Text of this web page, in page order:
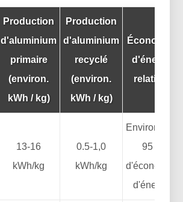
Production
d'aluminium
primaire
(environ.
kWh / kg)
Production
d'aluminium
recyclé
(environ.
kWh / kg)
Économies
d'énergie
relatives
13-16
kWh/kg
0.5-1,0
kWh/kg
Environ 90 à
95 %
d'économies
d'énergie